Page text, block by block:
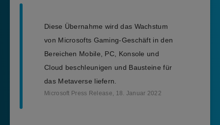
Diese Übernahme wird das Wachstum
von Microsofts Gaming-Geschäft in den
Bereichen Mobile, PC, Konsole und
Cloud beschleunigen und Bausteine für
das Metaverse liefern.
Microsoft Press Release, 18. Januar 2022